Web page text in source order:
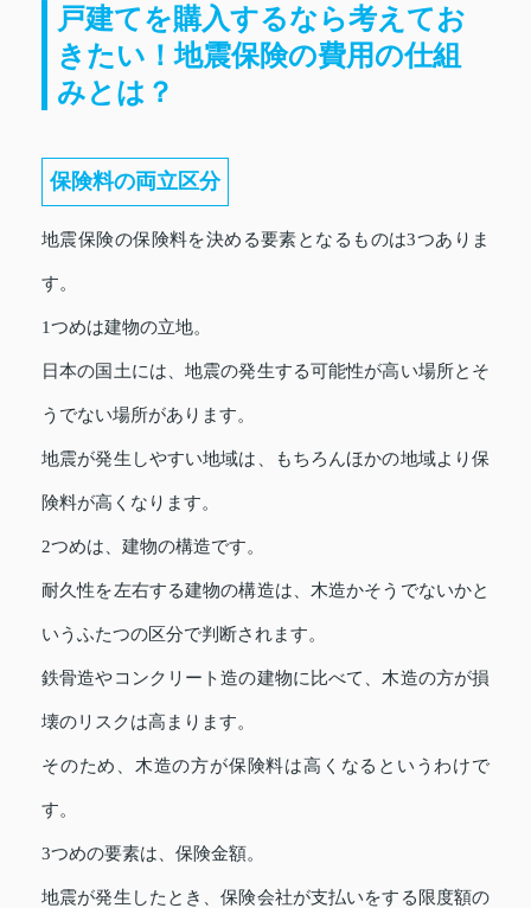
戸建てを購入するなら考えてお
きたい！地震保険の費用の仕組
みとは？
保険料の両立区分
地震保険の保険料を決める要素となるものは3つありま
す。
1つめは建物の立地。
日本の国土には、地震の発生する可能性が高い場所とそ
うでない場所があります。
地震が発生しやすい地域は、もちろんほかの地域より保
険料が高くなります。
2つめは、建物の構造です。
耐久性を左右する建物の構造は、木造かそうでないかと
いうふたつの区分で判断されます。
鉄骨造やコンクリート造の建物に比べて、木造の方が損
壊のリスクは高まります。
そのため、木造の方が保険料は高くなるというわけで
す。
3つめの要素は、保険金額。
地震が発生したとき、保険会社が支払いをする限度額の